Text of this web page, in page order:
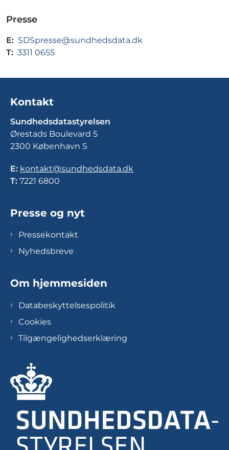
Presse
E: SDSpresse@sundhedsdata.dk
T: 3311 0655
Kontakt
Sundhedsdatastyrelsen
Ørestads Boulevard 5
2300 København S
E: kontakt@sundhedsdata.dk
T: 7221 6800
Presse og nyt
Pressekontakt
Nyhedsbreve
Om hjemmesiden
Databeskyttelsespolitik
Cookies
Tilgængelighedserklæring